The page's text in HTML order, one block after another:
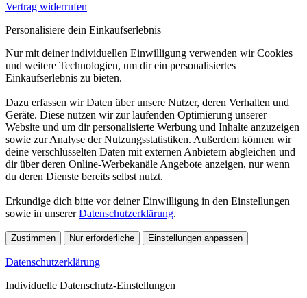
Vertrag widerrufen
Personalisiere dein Einkaufserlebnis
Nur mit deiner individuellen Einwilligung verwenden wir Cookies
und weitere Technologien, um dir ein personalisiertes
Einkaufserlebnis zu bieten.
Dazu erfassen wir Daten über unsere Nutzer, deren Verhalten und
Geräte. Diese nutzen wir zur laufenden Optimierung unserer
Website und um dir personalisierte Werbung und Inhalte anzuzeigen
sowie zur Analyse der Nutzungsstatistiken. Außerdem können wir
deine verschlüsselten Daten mit externen Anbietern abgleichen und
dir über deren Online-Werbekanäle Angebote anzeigen, nur wenn
du deren Dienste bereits selbst nutzt.
Erkundige dich bitte vor deiner Einwilligung in den Einstellungen
sowie in unsererDatenschutzerklärung.
Zustimmen Nur erforderliche Einstellungen anpassen
Datenschutzerklärung
Individuelle Datenschutz-Einstellungen